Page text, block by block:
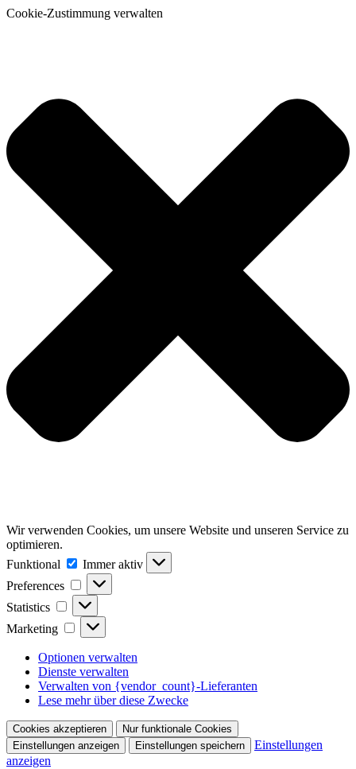
Cookie-Zustimmung verwalten
Wir verwenden Cookies, um unsere Website und unseren Service zu
optimieren.
Funktional
Funktional
Immer aktiv
Preferences
Preferences
Statistics Statistics
Marketing Marketing
Optionen verwalten
Dienste verwalten
Verwalten von {vendor_count}-Lieferanten
Lese mehr über diese Zwecke
Cookies akzeptieren
Nur funktionale Cookies
Einstellungen anzeigen
Einstellungen speichern
Einstellungen
anzeigen